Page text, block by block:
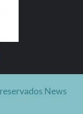
News